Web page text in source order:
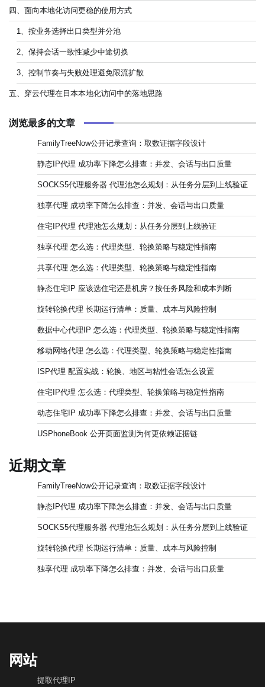
四、面向本地化访问更稳的使用方式
1、按业务选择出口类型并分池
2、保持会话一致性减少中途切换
3、控制节奏与失败处理避免限流扩散
五、穿云代理在日本本地化访问中的落地思路
浏览最多的文章
FamilyTreeNow公开记录查询：取数证据字段设计
静态IP代理 成功率下降怎么排查：并发、会话与出口质量
SOCKS5代理服务器 代理池怎么规划：从任务分层到上线验证
独享代理 成功率下降怎么排查：并发、会话与出口质量
住宅IP代理 代理池怎么规划：从任务分层到上线验证
独享代理 怎么选：代理类型、轮换策略与稳定性指南
共享代理 怎么选：代理类型、轮换策略与稳定性指南
静态住宅IP 应该选住宅还是机房？按任务风险和成本判断
旋转轮换代理 长期运行清单：质量、成本与风险控制
数据中心代理IP 怎么选：代理类型、轮换策略与稳定性指南
移动网络代理 怎么选：代理类型、轮换策略与稳定性指南
ISP代理 配置实战：轮换、地区与粘性会话怎么设置
住宅IP代理 怎么选：代理类型、轮换策略与稳定性指南
动态住宅IP 成功率下降怎么排查：并发、会话与出口质量
USPhoneBook 公开页面监测为何更依赖证据链
近期文章
FamilyTreeNow公开记录查询：取数证据字段设计
静态IP代理 成功率下降怎么排查：并发、会话与出口质量
SOCKS5代理服务器 代理池怎么规划：从任务分层到上线验证
旋转轮换代理 长期运行清单：质量、成本与风险控制
独享代理 成功率下降怎么排查：并发、会话与出口质量
网站
提取代理IP